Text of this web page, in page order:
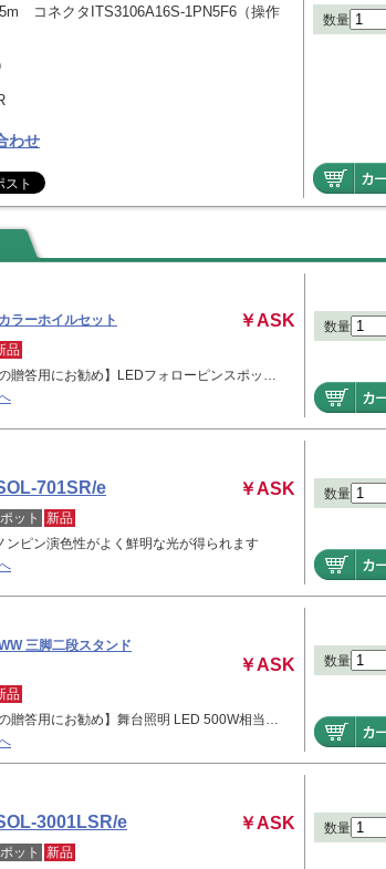
コネクタITS3106A16S-1PN5F6（操作
わせ
数量
ラーホイルセット ￥ASK
品
の贈答用にお勧め】LEDフォローピンスポッ…
数量
701SR/e ￥ASK
ット
新品
ンピン演色性がよく鮮明な光が得られます
数量
三脚二段スタンド
￥ASK
品
の贈答用にお勧め】舞台照明 LED 500W相当…
数量
3001LSR/e ￥ASK
ット
新品
数量